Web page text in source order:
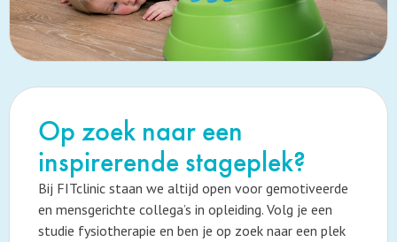
Op zoek naar een
inspirerende stageplek?
Bij FITclinic staan we altijd open voor gemotiveerde
en mensgerichte collega’s in opleiding. Volg je een
studie fysiotherapie en ben je op zoek naar een plek